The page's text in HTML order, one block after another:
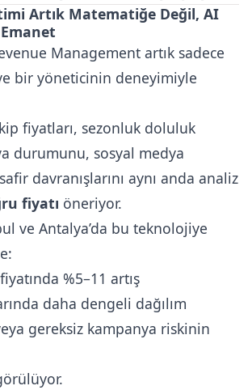
Artık Matematiğe Değil, AI
Management artık sadece
bir yöneticinin deneyimiyle
fiyatları, sezonluk doluluk
durumunu, sosyal medya
davranışlarını aynı anda analiz
fiyatı öneriyor.
ve Antalya’da bu teknolojiye
%5–11 artış
daha dengeli dağılım
gereksiz kampanya riskinin